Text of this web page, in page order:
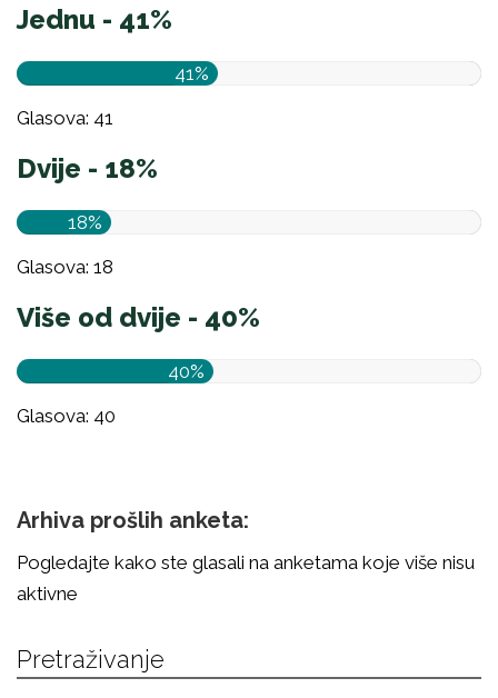
Jednu - 41%
41%
Glasova: 41
Dvije - 18%
18%
Glasova: 18
Više od dvije - 40%
40%
Glasova: 40
Arhiva prošlih anketa:
Pogledajte kako ste glasali na anketama koje više nisu
aktivne
Pretraživanje